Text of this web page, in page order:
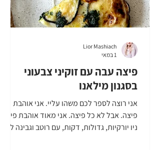
פיצה עבה עם זוקיני צבעוני
בסגנון מילאנו
אני רוצה לספר לכם משהו עליי. אני אוהבת
פיצה. אבל לא כל פיצה. אני מאוד אוהבת פיצות
ניו יורקיות, גדולות, דקות, עם רוטב וגבינה לא
Lior Mashiach
1 במאי